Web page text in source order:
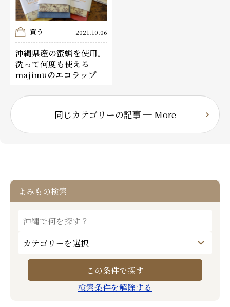
買う 2021.10.06
沖縄県産の蜜蝋を使用。
洗って何度も使える
majimuのエコラップ
同じカテゴリーの記事 ─ More
よみもの検索
検索条件を解除する